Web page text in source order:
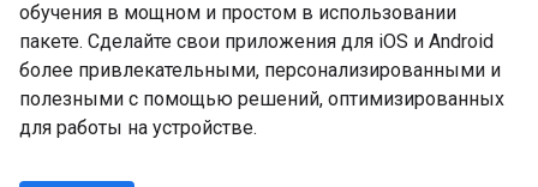
обучения в мощном и простом в использовании
пакете. Сделайте свои приложения для iOS и Android
более привлекательными, персонализированными и
полезными с помощью решений, оптимизированных
для работы на устройстве.